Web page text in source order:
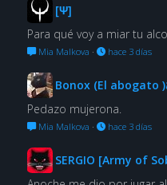
[Ψ]
Para qué voy a miar tu
Mia Malkova · hace 3 días
Bonox (El abogato
Pedazo mujerona.
Mia Malkova · hace 3 días
SERGIO [Army of